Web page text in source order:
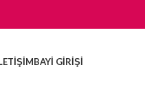
BAYI GIRIŞI